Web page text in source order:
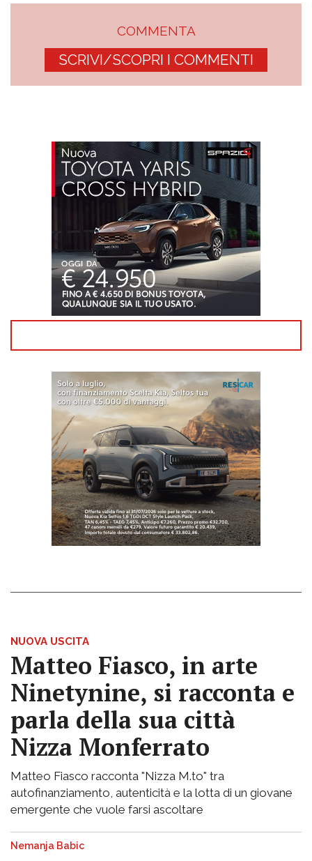
COMMENTA
SCRIVI/SCOPRI I COMMENTI
NUOVA USCITA
Matteo Fiasco, in arte
Ninetynine, si racconta e
parla della sua città
Nizza Monferrato
Matteo Fiasco racconta "Nizza M.to" tra
autofinanziamento, autenticità e la lotta di un giovane
emergente che vuole farsi ascoltare
Nemanja Babic